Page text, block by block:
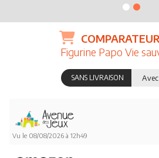
Figurine Papo Vie
SANS LIVRAISON
Vu le 08/08/2026 à 12h49